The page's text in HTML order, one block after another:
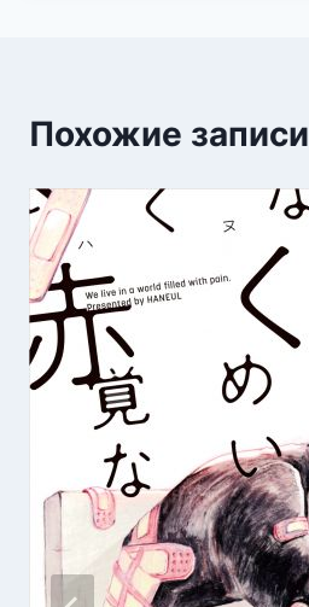
Похожие записи